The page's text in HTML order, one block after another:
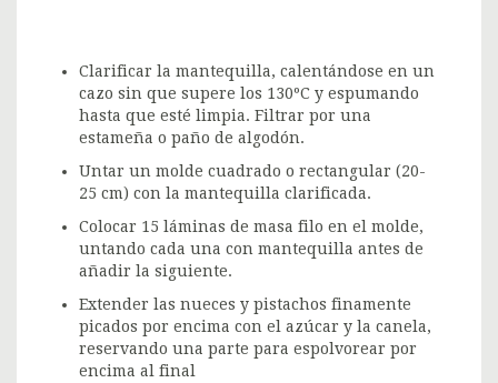
Clarificar la mantequilla, calentándose en un
cazo sin que supere los 130ºC y espumando
hasta que esté limpia. Filtrar por una
estameña o paño de algodón.
Untar un molde cuadrado o rectangular (20-
25 cm) con la mantequilla clarificada.
Colocar 15 láminas de masa filo en el molde,
untando cada una con mantequilla antes de
añadir la siguiente.
Extender las nueces y pistachos finamente
picados por encima con el azúcar y la canela,
reservando una parte para espolvorear por
encima al final